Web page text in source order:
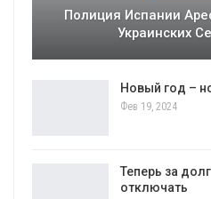
Полиция Испании
Украинских
Новый год –
Фев 19, 2024
Теперь за
отключать